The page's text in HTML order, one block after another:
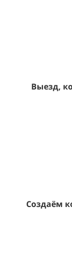
Выезд,
Создаём